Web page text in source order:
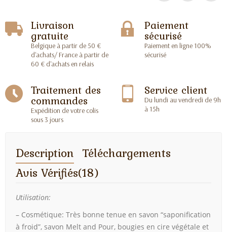
Livraison
gratuite
Belgique à partir de 50 €
d'achats/ France à partir de
60 € d'achats en relais
Paiement
sécurisé
Paiement en ligne 100%
sécurisé
Traitement des
commandes
Expédition de votre colis
sous 3 jours
Service client
Du lundi au vendredi de 9h
à 15h
Description Téléchargements
Avis Vérifiés(18)
Utilisation:
– Cosmétique: Très bonne tenue en savon “saponification
à froid”, savon Melt and Pour, bougies en cire végétale et